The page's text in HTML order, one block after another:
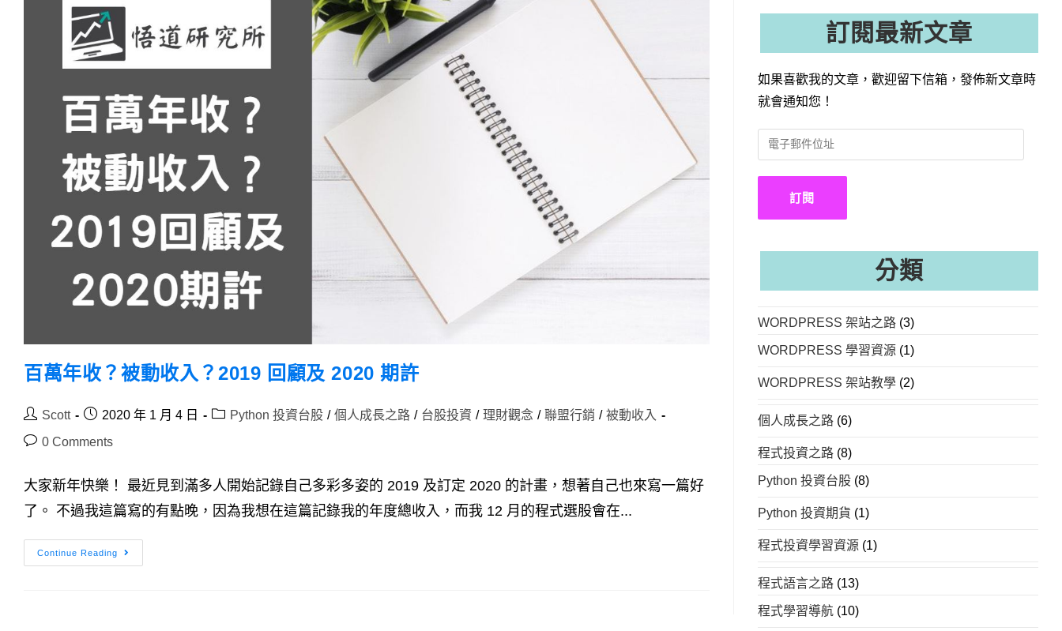
源
(股
票、
基
金、
選
擇
虛
擬
貨
幣)
百萬年收？被動收入？2019 回顧及 2020 期許
PostScott
Post2020 年 1 月 4 日
PostPython 投資台股 / 個人成長之路 / 台股投資 / 理財觀念 / 聯盟行銷 / 被動收入
Post0 Comments
大家新年快樂！ 最近見到滿多人開始記錄自己多彩多姿的 2019 及訂定 2020 的計畫，想著自己也來寫一篇好
了。 不過我這篇寫的有點晚，因為我想在這篇記錄我的年度總收入，而我 12 月的程式選股會在...
Continue Reading
百
萬
訂閱最新文章
如果喜歡我的文章，歡迎留下信箱，發佈新文章時
就會通知您！
子
郵
位
訂閱
分類
WORDPRESS 架站之路 (3)
WORDPRESS 學習資源 (1)
WORDPRESS 架站教學 (2)
個人成長之路 (6)
程式投資之路 (8)
Python 投資台股 (8)
Python 投資期貨 (1)
程式投資學習資源 (1)
程式語言之路 (13)
程式學習導航 (10)